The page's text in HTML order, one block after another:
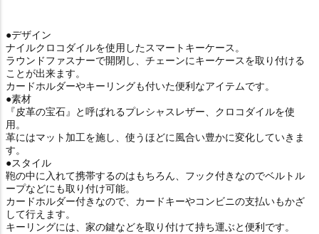
●デザイン
ナイルクロコダイルを使用したスマートキーケース。
ラウンドファスナーで開閉し、チェーンにキーケースを取り付ける
ことが出来ます。
カードホルダーやキーリングも付いた便利なアイテムです。
●素材
『皮革の宝石』と呼ばれるプレシャスレザー、クロコダイルを使
用。
革にはマット加工を施し、使うほどに風合い豊かに変化していきま
す。
●スタイル
鞄の中に入れて携帯するのはもちろん、フック付きなのでベルトル
ープなどにも取り付け可能。
カードホルダー付きなので、カードキーやコンビニの支払いもかざ
して行えます。
キーリングには、家の鍵などを取り付けて持ち運ぶと便利です。